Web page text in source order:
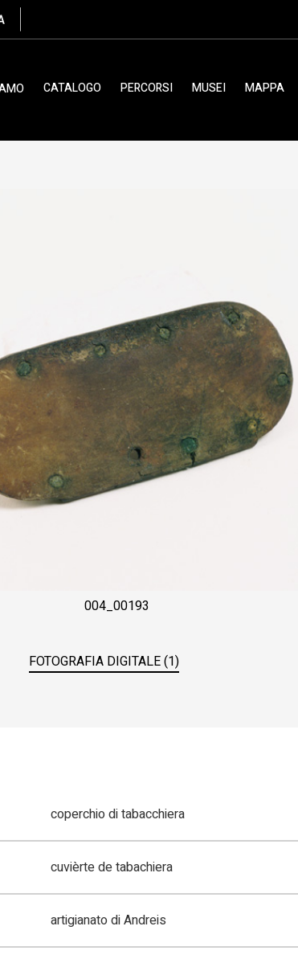
tabachiera
CATALOGO PERCORSI MUSEI MAPPA
004_00193
FOTOGRAFIA DIGITALE (1)
coperchio di tabacchiera
cuvièrte de tabachiera
artigianato di Andreis